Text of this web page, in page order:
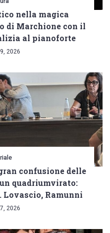
nella magica
di Marchione con il
al pianoforte
2026
confusione delle
quadriumvirato:
Lovascio, Ramunni
2026